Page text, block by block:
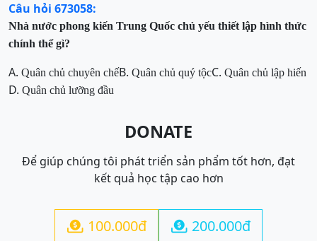
Câu hỏi 673058:
Nhà nước phong kiến Trung Quốc chủ yếu thiết lập hình thức
chính thể gì?
A. Quân chủ chuyên chếB. Quân chủ quý tộcC. Quân chủ lập hiến
D. Quân chủ lưỡng đầu
DONATE
Để giúp chúng tôi phát triển sản phẩm tốt hơn, đạt
kết quả học tập cao hơn
 100.000đ  200.000đ